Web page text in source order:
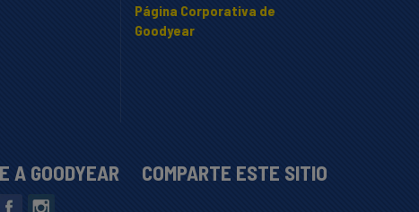
Página Corporativa de
Goodyear
A GOODYEAR COMPARTE ESTE SITIO